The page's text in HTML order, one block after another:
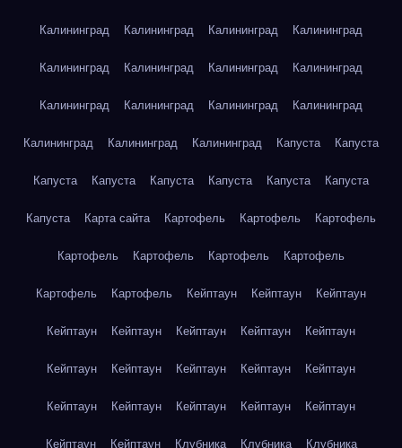
Калининград Калининград Калининград Калининград
Калининград Калининград Калининград Калининград
Калининград Калининград Калининград Калининград
Калининград Калининград Калининград Капуста Капуста
Капуста Капуста Капуста Капуста Капуста Капуста
Капуста Карта сайта Картофель Картофель Картофель
Картофель Картофель Картофель Картофель
Картофель Картофель Кейптаун Кейптаун Кейптаун
Кейптаун Кейптаун Кейптаун Кейптаун Кейптаун
Кейптаун Кейптаун Кейптаун Кейптаун Кейптаун
Кейптаун Кейптаун Кейптаун Кейптаун Кейптаун
Кейптаун Кейптаун Клубника Клубника Клубника